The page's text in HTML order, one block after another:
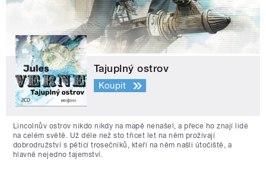
Tajuplný ostrov
Koupit
Lincolnův ostrov nikdo nikdy na mapě nenašel, a přece ho znají lidé
na celém světě. Už déle než sto třicet let na něm prožívají
dobrodružství s pěticí trosečníků, kteří na něm našli útočiště, a
hlavně nejedno tajemství.